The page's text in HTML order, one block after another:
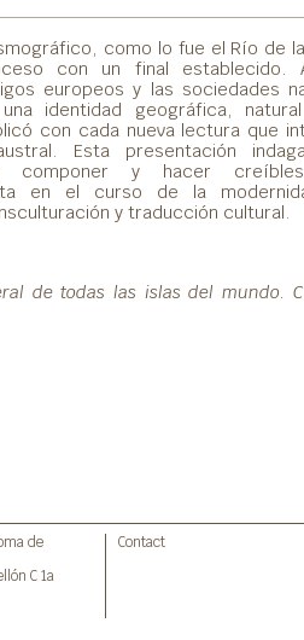
como lo fue el Río de
con un final establecido.
europeos y las sociedades
identidad geográfica,
con cada nueva lectura que
Esta presentación
componer y hacer
en el curso de la
y traducción cultural.
de todas las islas del mundo.
de
C 1a
Contact